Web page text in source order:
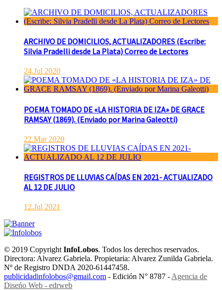
ARCHIVO DE DOMICILIOS, ACTUALIZADORES (Escribe:
Silvia Pradelli desde La Plata) Correo de Lectores
24.Jul 2020
POEMA TOMADO DE «LA HISTORIA DE IZA» DE GRACE
RAMSAY (1869). (Enviado por Marina Galeotti)
22.Mar 2020
REGISTROS DE LLUVIAS CAÍDAS EN 2021- ACTUALIZADO
AL 12 DE JULIO
12.Jul 2021
© 2019 CopyrightInfoLobos. Todos los derechos reservados.
Directora: Alvarez Gabriela. Propietaria: Alvarez Zunilda Gabriela.
Nº de Registro DNDA 2020-61447458.
publicidadinfolobos@gmail.com - Edición N° 8787 -Agencia de
Diseńo Web - edrweb